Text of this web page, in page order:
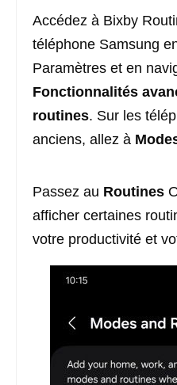
Accédez à Bixby
téléphone Samsung
Paramètres et en
Fonctionnalités
routines. Sur les
anciens, allez à
Passez au Routines
afficher certaines
votre productivité et